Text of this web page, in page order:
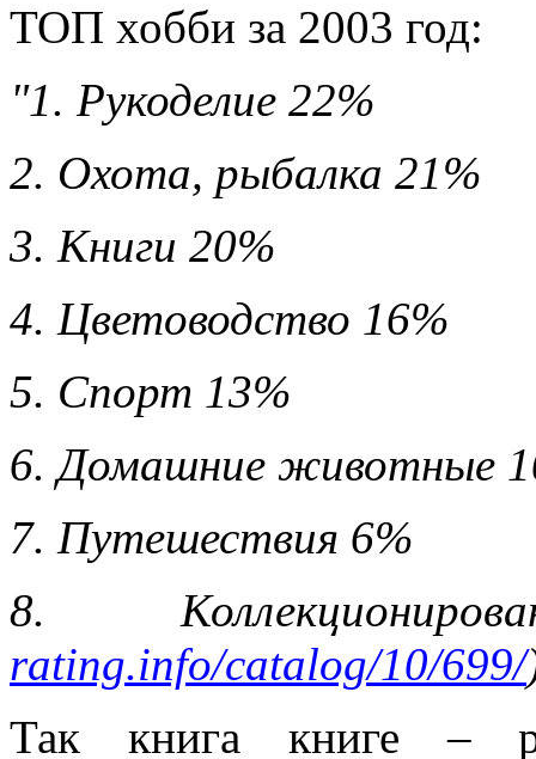
подсознаний в
то, знаемом и рожденном
нигде уточнять и
ТОП хобби за 2003 год:
"1. Рукоделие 22%
2. Охота, рыбалка 21%
3. Книги 20%
4. Цветоводство 16%
5. Спорт 13%
6. Домашние животные
7. Путешествия 6%
8.
rating.info/catalog/10/699/
Так книга книге –